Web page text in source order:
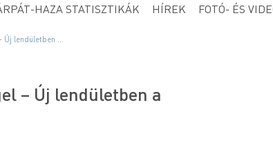
HAZA STATISZTIKÁK HÍREK FOTÓ- ÉS
Új lendületben ...
– Új lendületben a